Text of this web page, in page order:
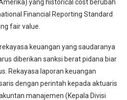
yang historical cost berubah
Financial Reporting Standard
fair value.
keuangan yang saudaranya
diberikan sanksi berat pidana biar
Rekayasa laporan keuangan
dengan perintah kepada aktuaris
manajemen (Kepala Divisi